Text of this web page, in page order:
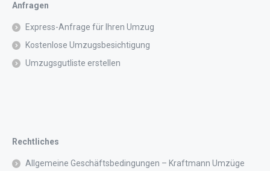
Anfragen
Express-Anfrage für Ihren Umzug
Kostenlose Umzugsbesichtigung
Umzugsgutliste erstellen
Rechtliches
Allgemeine Geschäftsbedingungen – Kraftmann Umzüge